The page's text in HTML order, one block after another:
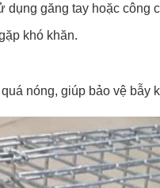
găng tay hoặc công
khó khăn.
nóng, giúp bảo vệ bẫy